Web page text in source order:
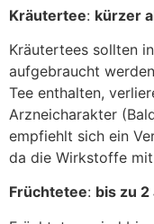
Kräutertee: kürzer
Kräutertees sollten
aufgebraucht
Tee enthalten,
Arzneicharakter
empfiehlt sich ein
da die Wirkstoffe
Früchtetee: bis zu 2